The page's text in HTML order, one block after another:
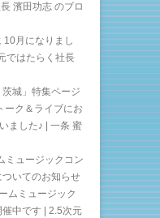
濱田功志 のブロ
10月になりまし
ではたらく社長
城」特集ページ
ク＆ライブにお
ました♪ | 一条 蜜
ミュージックコン
いてのお知らせ
ムミュージック
中です | 2.5次元